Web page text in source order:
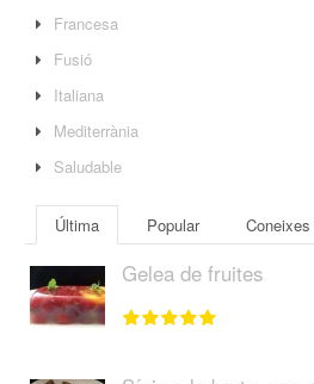
Francesa
Fusió
Italiana
Mediterrània
Saludable
Última Popular
Gelea de fruites